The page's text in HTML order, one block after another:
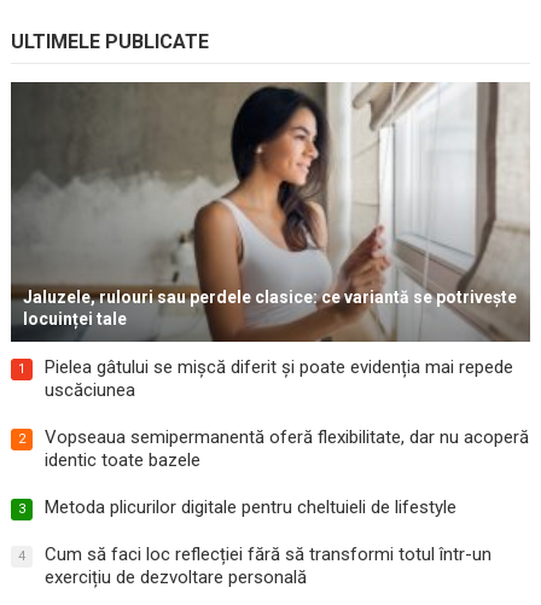
ULTIMELE PUBLICATE
Jaluzele, rulouri sau perdele clasice: ce variantă se potrivește
locuinței tale
1
Pielea gâtului se mișcă diferit și poate evidenția mai repede
uscăciunea
2
Vopseaua semipermanentă oferă flexibilitate, dar nu acoperă
identic toate bazele
3 Metoda plicurilor digitale pentru cheltuieli de lifestyle
4
Cum să faci loc reflecției fără să transformi totul într-un
exercițiu de dezvoltare personală